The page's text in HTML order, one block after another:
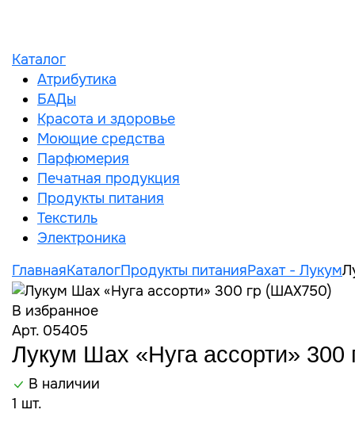
Каталог
Атрибутика
БАДы
Красота и здоровье
Моющие средства
Парфюмерия
Печатная продукция
Продукты питания
Текстиль
Электроника
ГлавнаяКаталогПродукты питанияРахат - Лукум
В избранное
Арт. 05405
Лукум Шах «Нуга ассорти»
В наличии
1 шт.